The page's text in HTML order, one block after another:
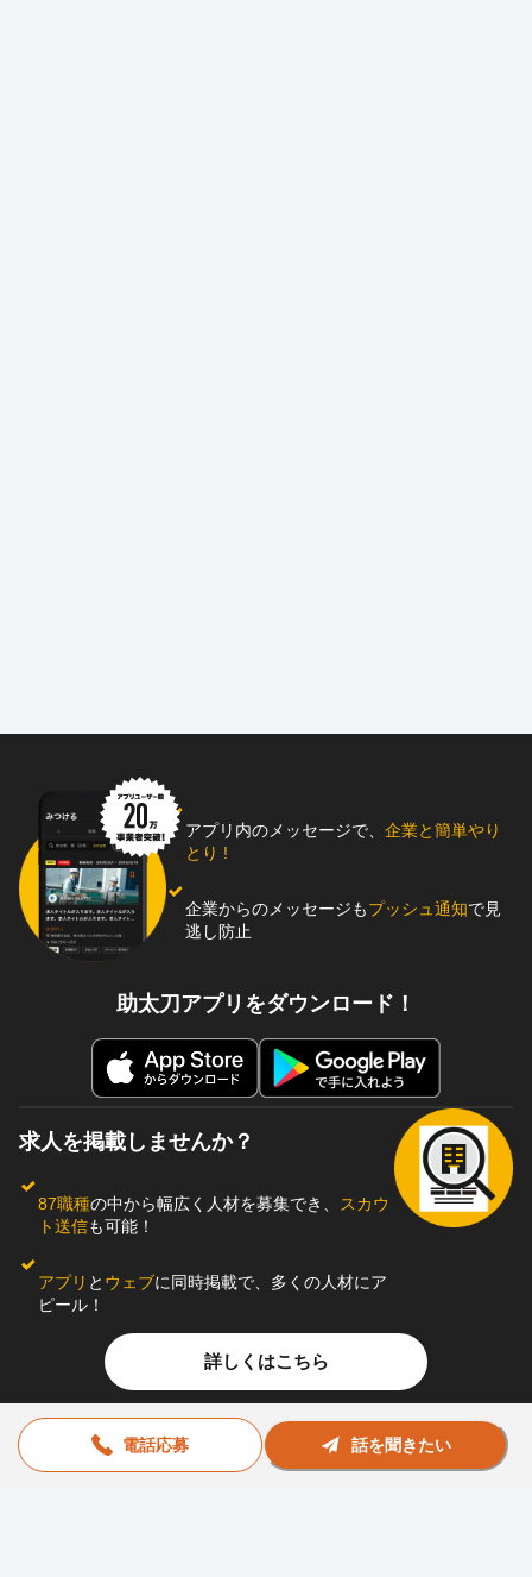
電話応募 話を聞きたい
アプリ内のメッセージで、 企業と簡単やり
とり !
企業からのメッセージもプッシュ通知で見
逃し防止
助太刀アプリをダウンロード！
求人を掲載しませんか？
87職種の中から幅広く人材を募集でき、
スカウ
ト送信も可能！
アプリ と ウェブに同時掲載で、多くの人材にア
ピール！
詳しくはこちら